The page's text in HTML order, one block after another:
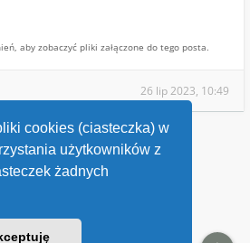
cookies (ciasteczka) w
użytkowników z
żadnych
aby zobaczyć pliki załączone do tego posta.
26 lip 2023, 10:49
przedmiotów”